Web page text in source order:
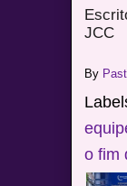
JCC
By
o fim